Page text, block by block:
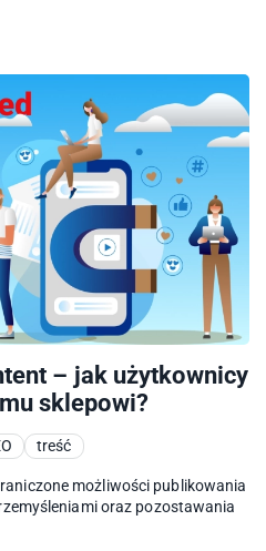
– jak użytkownicy
sklepowi?
treść
możliwości publikowania
oraz pozostawania